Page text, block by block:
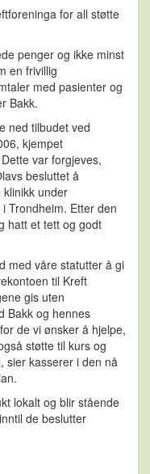
for all støtte
penger og ikke minst
en frivillig
med pasienter og
Bakk.
ned tilbudet ved
kjempet
var forgjeves,
besluttet å
under
Trondheim. Etter den
hatt et tett og godt
med våre statutter å gi
til Kreft
gis uten
Bakk og hennes
de vi ønsker å hjelpe,
støtte til kurs og
sier kasserer i den nå
lokalt og blir stående
de beslutter